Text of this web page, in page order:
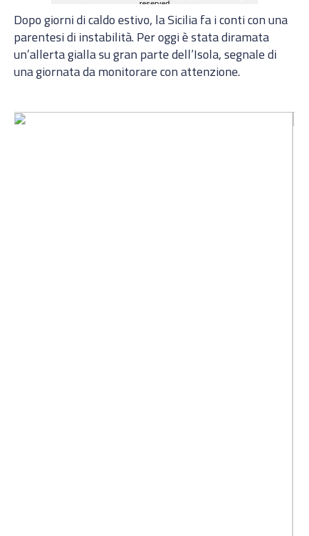
Dopo giorni di caldo estivo, la Sicilia fa i conti con una
parentesi di instabilità. Per oggi è stata diramata
un’allerta gialla su gran parte dell’Isola, segnale di
una giornata da monitorare con attenzione.